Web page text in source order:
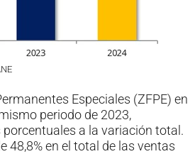
Especiales (ZFPE) en
periodo de 2023,
a la variación total.
48,8% en el total de las ventas